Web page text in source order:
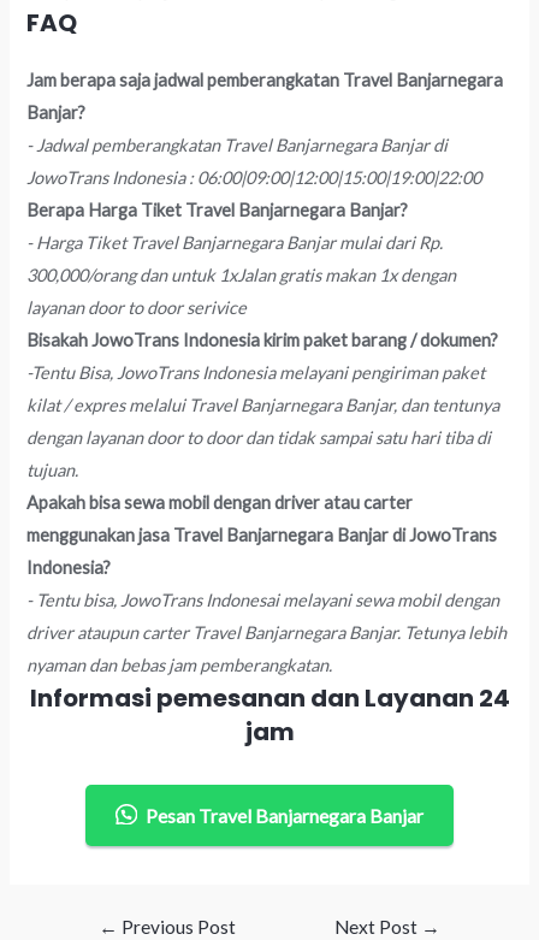
FAQ
Jam berapa saja jadwal pemberangkatan Travel Banjarnegara
Banjar?
- Jadwal pemberangkatan Travel Banjarnegara Banjar di
JowoTrans Indonesia : 06:00|09:00|12:00|15:00|19:00|22:00
Berapa Harga Tiket Travel Banjarnegara Banjar?
- Harga Tiket Travel Banjarnegara Banjar mulai dari Rp.
300,000/orang dan untuk 1xJalan gratis makan 1x dengan
layanan door to door serivice
Bisakah JowoTrans Indonesia kirim paket barang / dokumen?
-Tentu Bisa, JowoTrans Indonesia melayani pengiriman paket
kilat / expres melalui Travel Banjarnegara Banjar, dan tentunya
dengan layanan door to door dan tidak sampai satu hari tiba di
tujuan.
Apakah bisa sewa mobil dengan driver atau carter
menggunakan jasa Travel Banjarnegara Banjar di JowoTrans
Indonesia?
- Tentu bisa, JowoTrans Indonesai melayani sewa mobil dengan
driver ataupun carter Travel Banjarnegara Banjar. Tetunya lebih
nyaman dan bebas jam pemberangkatan.
Informasi pemesanan dan Layanan 24
jam
Pesan Travel Banjarnegara Banjar
Post← Previous Post Next Post →